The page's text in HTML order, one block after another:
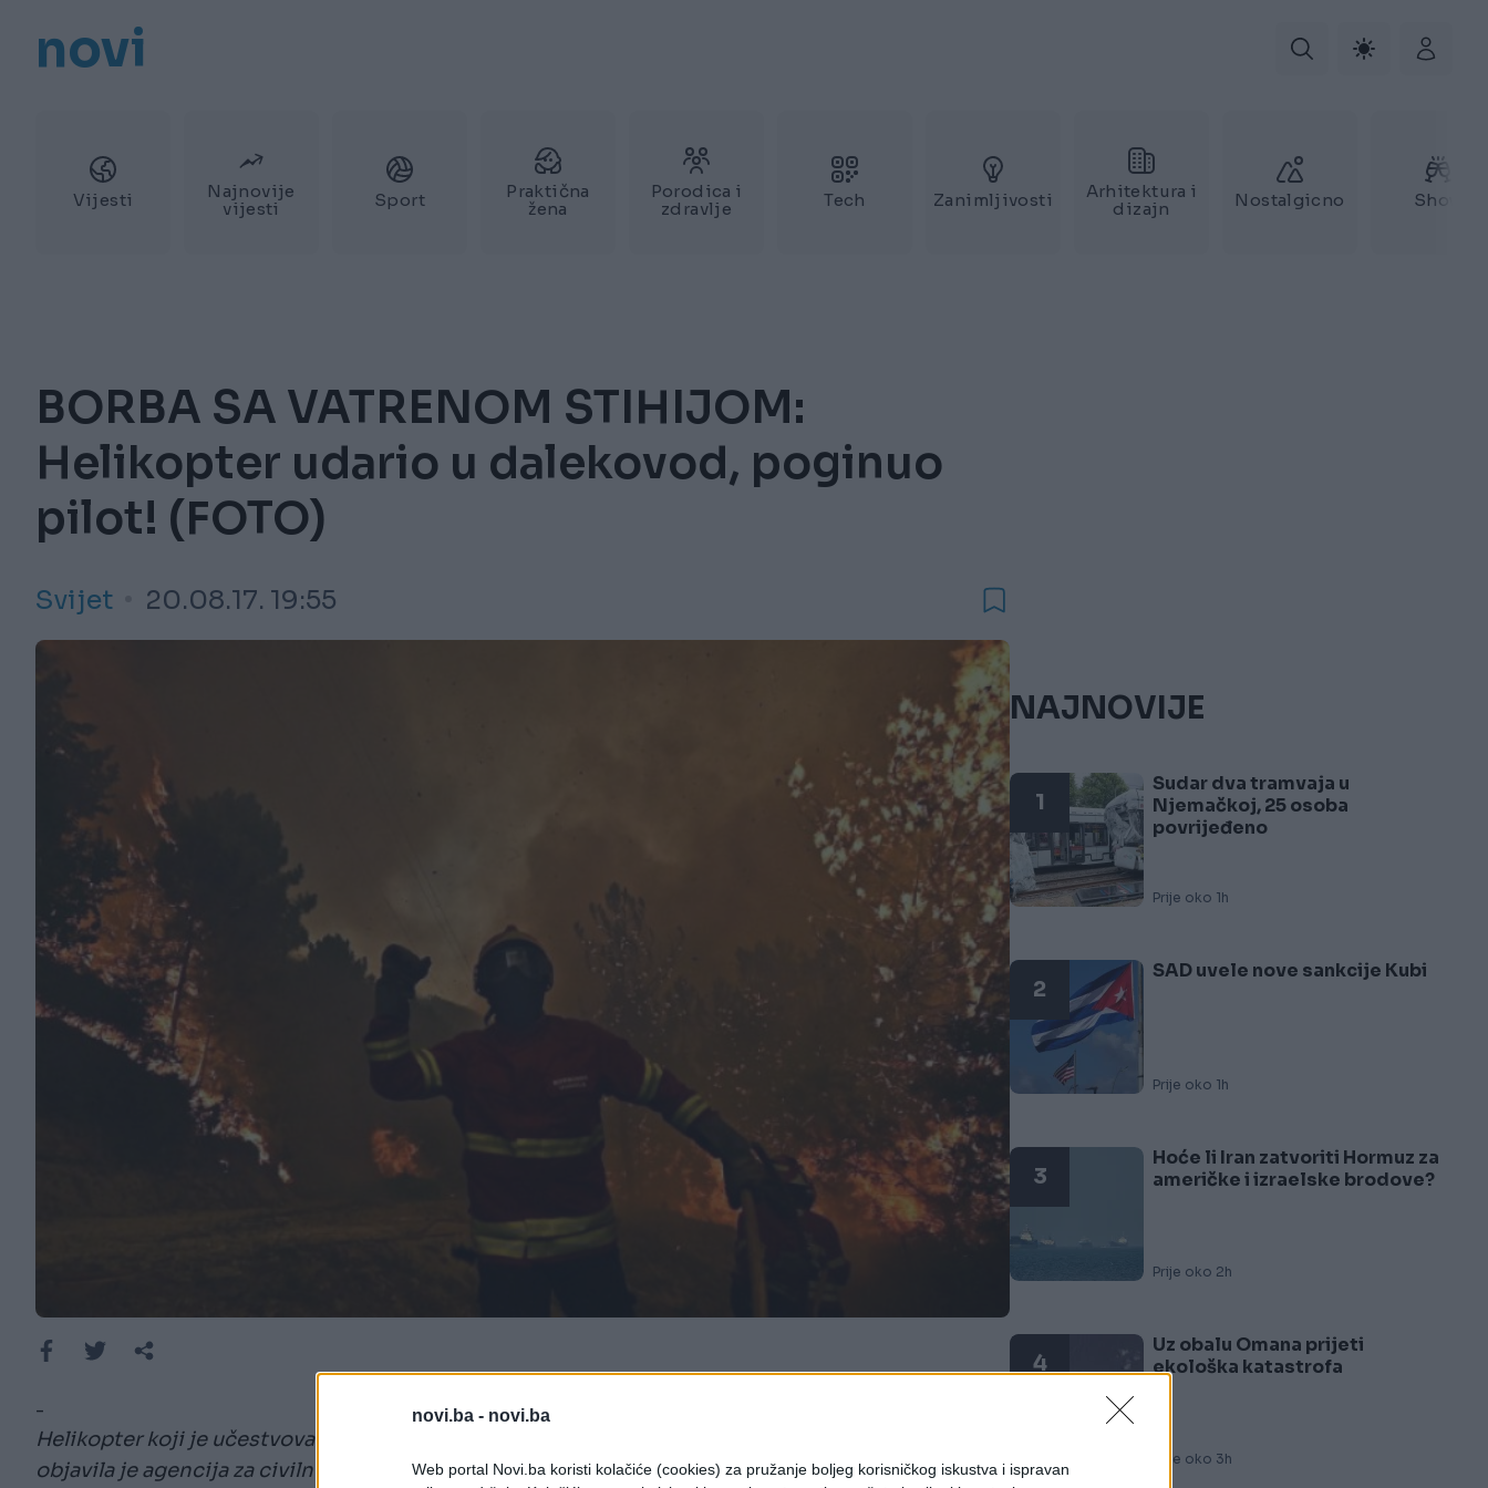
novi.ba - novi.ba
Web portal Novi.ba koristi kolačiće (cookies) za pružanje boljeg korisničkog iskustva i ispravan
novi
Vijesti
Najnovije
vijesti
Sport
Praktična
žena
Porodica i
zdravlje
Tech Zanimljivosti
Arhitektura i
dizajn
Nostalgicno Show
BORBA SA VATRENOM STIHIJOM:
Helikopter udario u dalekovod, poginuo
pilot! (FOTO)
Svijet 20.08.17. 19:55
-
Helikopter koji je učestvovao u gašenju požara na sjeveru Portugala, srušio se, a pilot je poginuo,
objavila je agencija za civilnu zaštitu.
NAJNOVIJE
1
Sudar dva tramvaja u
Njemačkoj, 25 osoba
povrijeđeno
Prije oko 1h
2
SAD uvele nove sankcije Kubi
Prije oko 1h
3
Hoće li Iran zatvoriti Hormuz za
američke i izraelske brodove?
Prije oko 2h
4
Uz obalu Omana prijeti
ekološka katastrofa
Prije oko 3h